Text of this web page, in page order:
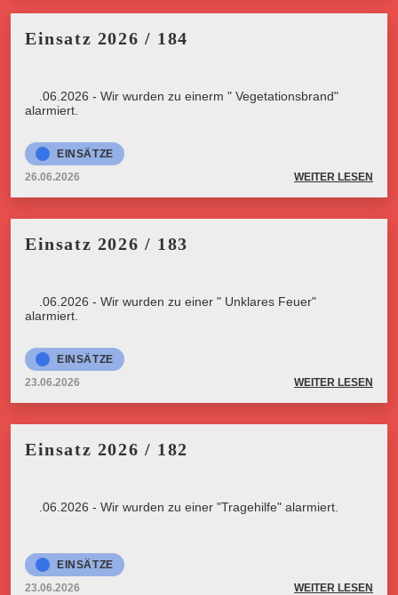
Einsatz 2026 / 184
26.06.2026 - Wir wurden zu einerm " Vegetationsbrand"
alarmiert.
EINSÄTZE
26.06.2026
WEITER LESEN
Einsatz 2026 / 183
23.06.2026 - Wir wurden zu einer " Unklares Feuer"
alarmiert.
EINSÄTZE
23.06.2026
WEITER LESEN
Einsatz 2026 / 182
23.06.2026 - Wir wurden zu einer "Tragehilfe" alarmiert.
EINSÄTZE
23.06.2026
WEITER LESEN